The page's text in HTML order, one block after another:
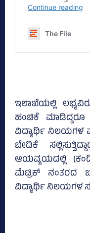
ಇಲಾಖೆಯಲ್ಲಿ
ಹಂಚಿಕೆ ಮಾಡಿದ್ದರೂ
ವಿದ್ಯಾರ್ಥಿ ನಿಲಯಗಳ
ಬೇಡಿಕೆ
ಆಯವ್ಯಯದಲ್ಲಿ
ಮೆಟ್ರಿಕ್‌ ನಂತರದ
ವಿದ್ಯಾರ್ಥಿ ನಿಲಯಗಳ